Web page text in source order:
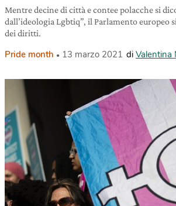
Mentre decine di città e contee polacche si
dall’ideologia Lgbtiq”, il Parlamento europeo
dei diritti.
Pride month 13 marzo 2021 di Valentina